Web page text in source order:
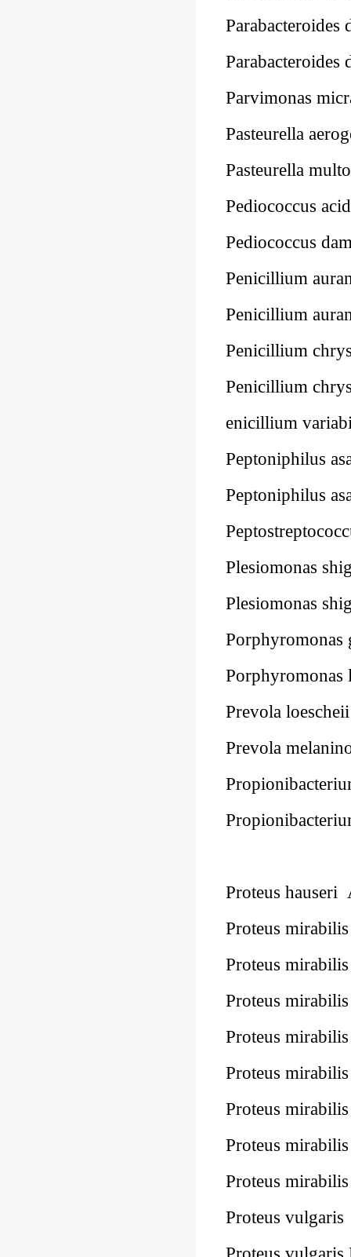
Parvimonas
Pasteurella
Pasteurella
Pediococcus
Pediococcus
Penicillium
Penicillium
Penicillium
Penicillium
enicillium
Peptoniphilus
Peptoniphilus
Plesiomonas
Plesiomonas
Prevola
Prevola
Proteus
Proteus
Proteus
Proteus
Proteus
Proteus
Proteus
Proteus
Proteus
Proteus